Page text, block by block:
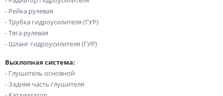
- Рейка рулевая
- Трубка гидроусилителя (ГУР)
- Тяга рулевая
- Шланг гидроусилителя (ГУР)
Выхлопная система:
- Глушитель основной
- Задняя часть глушителя